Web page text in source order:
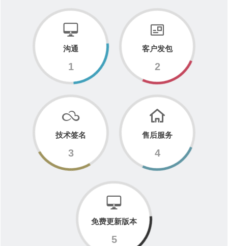
1
沟通
2
客户发包
3
技术签名
4
售后服务
5
免费更新版本